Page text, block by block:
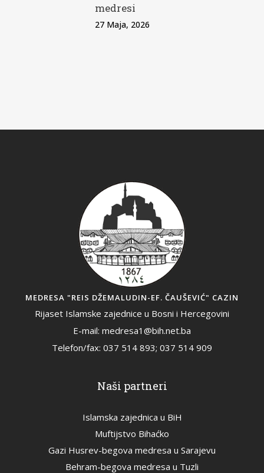
medresi
27 Maja, 2026
MEDRESA "REIS DŽEMALUDIN-EF. ČAUŠEVIĆ" CAZIN
Rijaset Islamske zajednice u Bosni i Hercegovini
E-mail: medresa1@bih.net.ba
Telefon/fax: 037 514 893; 037 514 909
Naši partneri
Islamska zajednica u BiH
Muftijstvo Bihaćko
Gazi Husrev-begova medresa u Sarajevu
Behram-begova medresa u Tuzli